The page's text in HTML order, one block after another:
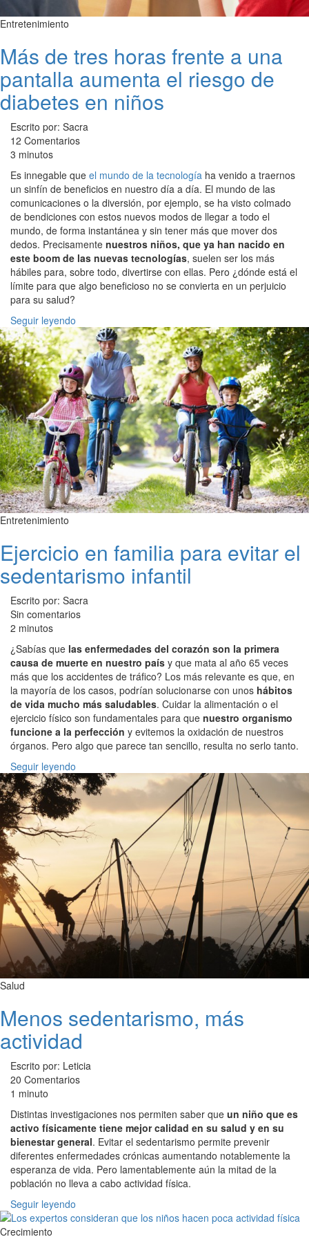
Entretenimiento
Más de tres horas frente a una
pantalla aumenta el riesgo de
diabetes en niños
Escrito por: Sacra
12 Comentarios
3 minutos
Es innegable que el mundo de la tecnología ha venido a traernos
un sinfín de beneficios en nuestro día a día. El mundo de las
comunicaciones o la diversión, por ejemplo, se ha visto colmado
de bendiciones con estos nuevos modos de llegar a todo el
mundo, de forma instantánea y sin tener más que mover dos
dedos. Precisamente nuestros niños, que ya han nacido en
este boom de las nuevas tecnologías, suelen ser los más
hábiles para, sobre todo, divertirse con ellas. Pero ¿dónde está el
límite para que algo beneficioso no se convierta en un perjuicio
para su salud?
Seguir leyendo
Entretenimiento
Ejercicio en familia para evitar el
sedentarismo infantil
Escrito por: Sacra
Sin comentarios
2 minutos
¿Sabías que las enfermedades del corazón son la primera
causa de muerte en nuestro país y que mata al año 65 veces
más que los accidentes de tráfico? Los más relevante es que, en
la mayoría de los casos, podrían solucionarse con unos hábitos
de vida mucho más saludables. Cuidar la alimentación o el
ejercicio físico son fundamentales para que nuestro organismo
funcione a la perfección y evitemos la oxidación de nuestros
órganos. Pero algo que parece tan sencillo, resulta no serlo tanto.
Seguir leyendo
Salud
Menos sedentarismo, más
actividad
Escrito por: Leticia
20 Comentarios
1 minuto
Distintas investigaciones nos permiten saber que un niño que es
activo físicamente tiene mejor calidad en su salud y en su
bienestar general. Evitar el sedentarismo permite prevenir
diferentes enfermedades crónicas aumentando notablemente la
esperanza de vida. Pero lamentablemente aún la mitad de la
población no lleva a cabo actividad física.
Seguir leyendo
Crecimiento